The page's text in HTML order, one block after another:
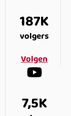
187K
volgers
Volgen
7,5K